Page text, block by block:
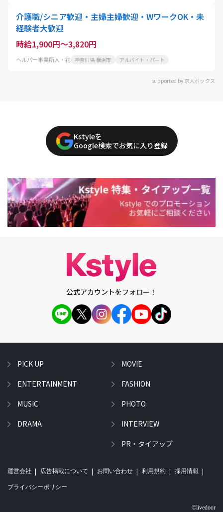
介護職/シニア歓迎・主婦主婦歓迎・WワークOK・未
経験者大歓迎
時給1,900円～3,820円
ヘルパー事業所人・花 神奈川県 横浜市 アルバイト・パート
supported by 求人ボックス
Kstyleを
Google検索でお気に入り登録
公式アカウントをフォロー！
PICK UP
ENTERTAINMENT
MUSIC
DRAMA
MOVIE
FASHION
PHOTO
INTERVIEW
PR・タイアップ
運営会社 広告掲載について お問い合わせ 利用規約 採用情報
プライバシーポリシー
©livedoor